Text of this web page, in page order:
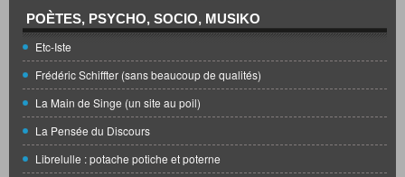
POÈTES, PSYCHO, SOCIO, MUSIKO
Etc-Iste
Frédéric Schiffter (sans beaucoup de qualités)
La Main de Singe (un site au poil)
La Pensée du Discours
Librelulle : potache potiche et poterne